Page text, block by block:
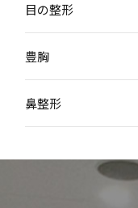
目の整形
豊胸
鼻整形